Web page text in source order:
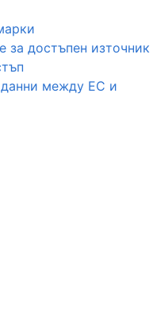
за достъпен източник
между ЕС и